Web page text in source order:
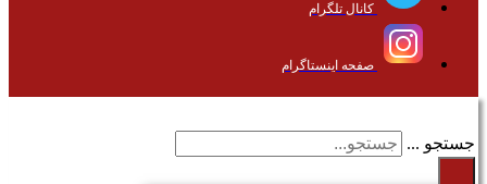
کانال تلگرام
صفحه اینستاگرام
جستجو ...